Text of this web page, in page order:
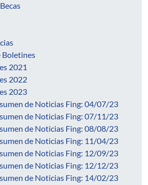
Boletines
2021
2022
2023
de Noticias Fing: 04/07/23
de Noticias Fing: 07/11/23
de Noticias Fing: 08/08/23
de Noticias Fing: 11/04/23
de Noticias Fing: 12/09/23
de Noticias Fing: 12/12/23
de Noticias Fing: 14/02/23